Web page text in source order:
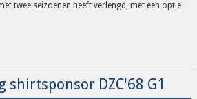
twee seizoenen heeft verlengd, met een optie
shirtsponsor DZC'68 G1